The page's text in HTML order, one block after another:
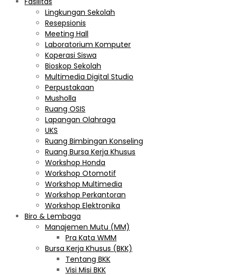
Lingkungan Sekolah
Resepsionis
Meeting Hall
Laboratorium Komputer
Koperasi Siswa
Bioskop Sekolah
Multimedia Digital Studio
Perpustakaan
Musholla
Ruang OSIS
Lapangan Olahraga
UKS
Ruang Bimbingan Konseling
Ruang Bursa Kerja Khusus
Workshop Honda
Workshop Otomotif
Workshop Multimedia
Workshop Perkantoran
Workshop Elektronika
Biro & Lembaga
Manajemen Mutu (MM)
Pra Kata WMM
Bursa Kerja Khusus (BKK)
Tentang BKK
Visi Misi BKK